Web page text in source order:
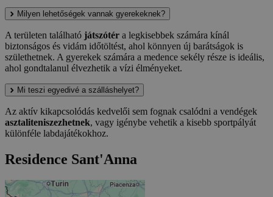
Milyen lehetőségek vannak gyerekeknek?
A területen található játszótér a legkisebbek számára kínál
biztonságos és vidám időtöltést, ahol könnyen új barátságok is
születhetnek. A gyerekek számára a medence sekély része is ideális,
ahol gondtalanul élvezhetik a vízi élményeket.
Mi teszi egyedivé a szálláshelyet?
Az aktív kikapcsolódás kedvelői sem fognak csalódni a vendégek
asztaliteniszezhetnek, vagy igénybe vehetik a kisebb sportpályát
különféle labdajátékokhoz.
Residence Sant'Anna